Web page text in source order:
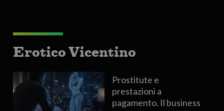
Erotico Vicentino
Prostitute e
prestazioni a
pagamento. Il business